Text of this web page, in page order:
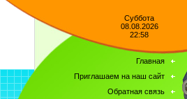
Суббота
08.08.2026
22:58
Главная
Приглашаем на наш сайт
Обратная связь